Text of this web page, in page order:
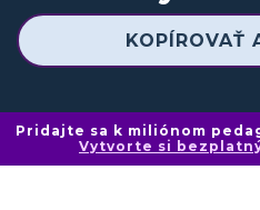
KOPÍROVAŤ
Pridajte sa k miliónom
Vytvorte si